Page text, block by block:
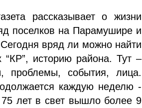
рассказывает о жизни
поселков на Парамушире и
вряд ли можно найти
“КР”, историю района. Тут –
проблемы, события, лица.
каждую неделю -
лет в свет вышло более 9